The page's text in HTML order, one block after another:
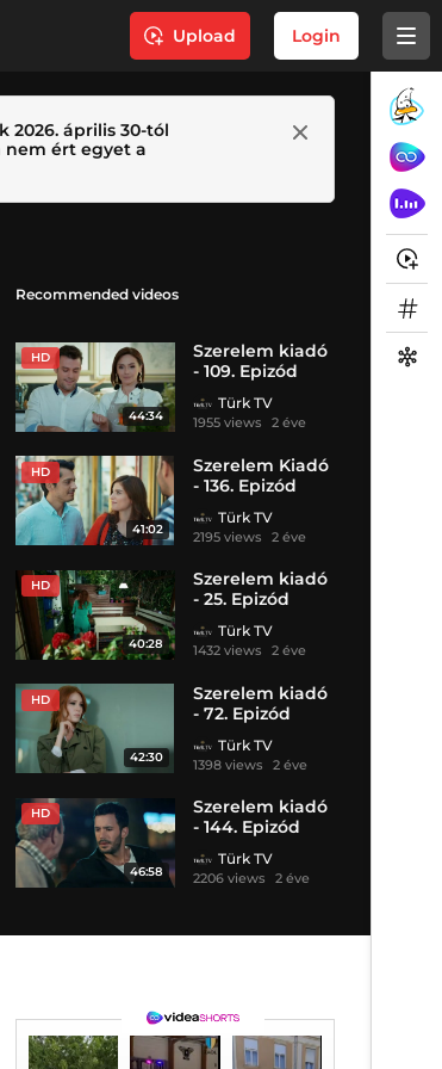
Upload Login
2026. április 30-tól
nem ért egyet a
Recommended videos
HD
44:34
Szerelem kiadó
- 109. Epizód
Türk TV
1955 views 2 éve
HD
41:02
Szerelem Kiadó
- 136. Epizód
Türk TV
2195 views 2 éve
HD
40:28
Szerelem kiadó
- 25. Epizód
Türk TV
1432 views 2 éve
HD
42:30
Szerelem kiadó
- 72. Epizód
Türk TV
1398 views 2 éve
HD
46:58
Szerelem kiadó
- 144. Epizód
Türk TV
2206 views 2 éve